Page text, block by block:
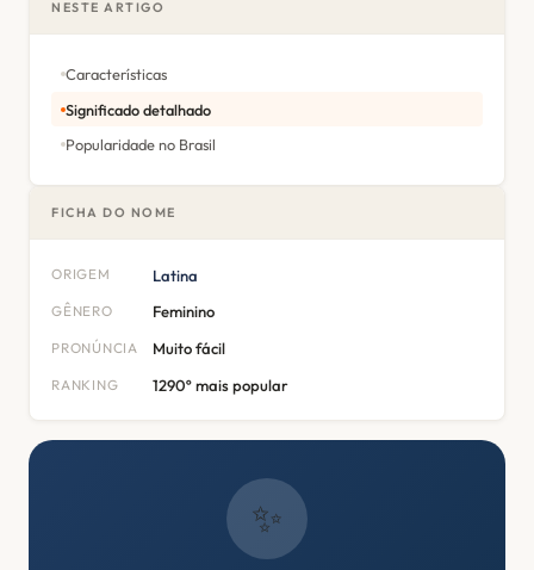
NESTE ARTIGO
Características
Significado detalhado
Popularidade no Brasil
FICHA DO NOME
ORIGEM Latina
GÊNERO Feminino
PRONÚNCIA Muito fácil
RANKING 1290º mais popular
✨